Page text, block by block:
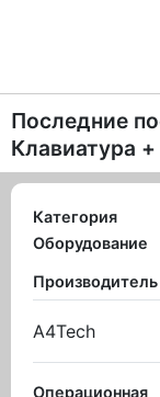
Последние
Клавиатура
Категория
Оборудование
Производитель
A4Tech
Операционная